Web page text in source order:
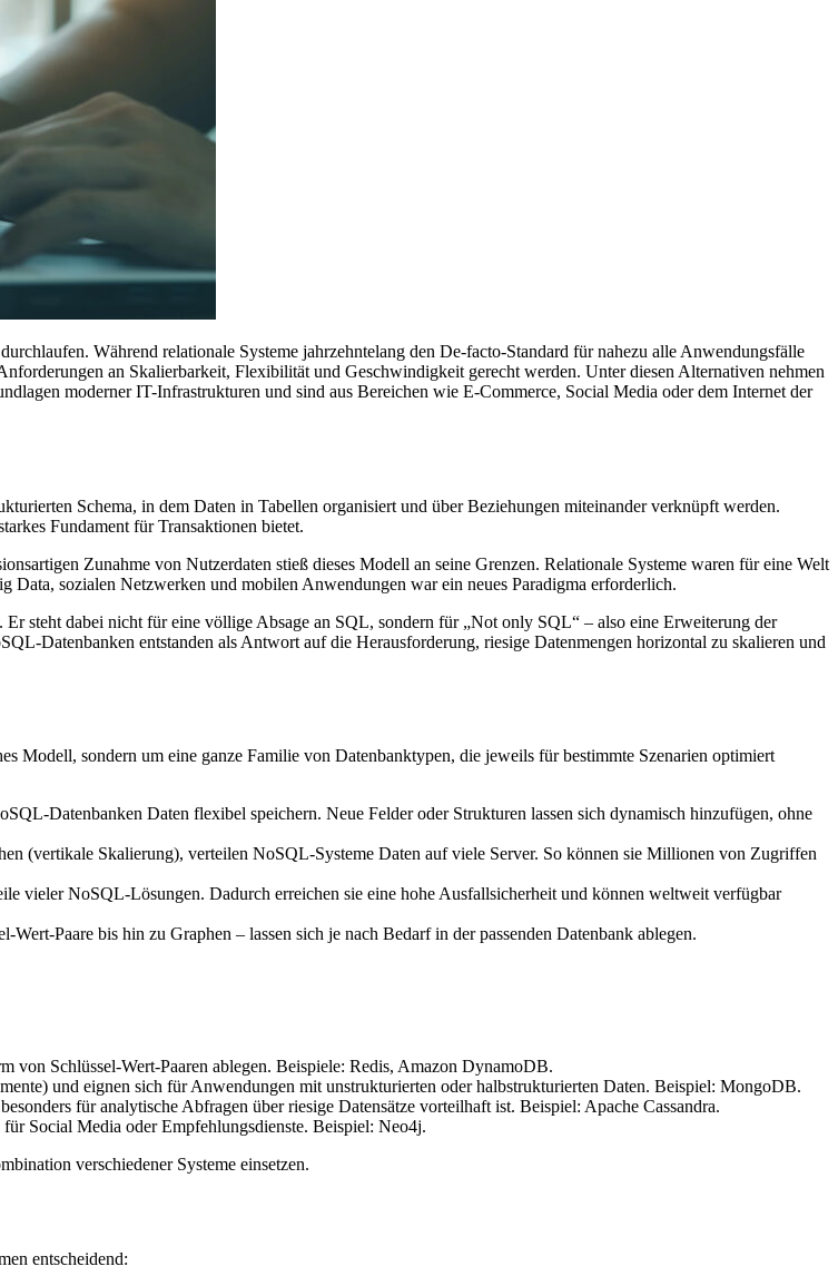
durchlaufen. Während relationale Systeme jahrzehntelang den De-facto-Standard für nahezu alle Anwendungsfälle
an Skalierbarkeit, Flexibilität und Geschwindigkeit gerecht werden. Unter diesen Alternativen nehmen
moderner IT-Infrastrukturen und sind aus Bereichen wie E-Commerce, Social Media oder dem Internet der
Schema, in dem Daten in Tabellen organisiert und über Beziehungen miteinander verknüpft werden.
Fundament für Transaktionen bietet.
Zunahme von Nutzerdaten stieß dieses Modell an seine Grenzen. Relationale Systeme waren für eine Welt
sozialen Netzwerken und mobilen Anwendungen war ein neues Paradigma erforderlich.
steht dabei nicht für eine völlige Absage an SQL, sondern für „Not only SQL“ – also eine Erweiterung der
Datenbanken entstanden als Antwort auf die Herausforderung, riesige Datenmengen horizontal zu skalieren und
Modell, sondern um eine ganze Familie von Datenbanktypen, die jeweils für bestimmte Szenarien optimiert
Datenbanken Daten flexibel speichern. Neue Felder oder Strukturen lassen sich dynamisch hinzufügen, ohne
(vertikale Skalierung), verteilen NoSQL-Systeme Daten auf viele Server. So können sie Millionen von Zugriffen
vieler NoSQL-Lösungen. Dadurch erreichen sie eine hohe Ausfallsicherheit und können weltweit verfügbar
Paare bis hin zu Graphen – lassen sich je nach Bedarf in der passenden Datenbank ablegen.
von Schlüssel-Wert-Paaren ablegen. Beispiele: Redis, Amazon DynamoDB.
und eignen sich für Anwendungen mit unstrukturierten oder halbstrukturierten Daten. Beispiel: MongoDB.
für analytische Abfragen über riesige Datensätze vorteilhaft ist. Beispiel: Apache Cassandra.
Social Media oder Empfehlungsdienste. Beispiel: Neo4j.
verschiedener Systeme einsetzen.
entscheidend: